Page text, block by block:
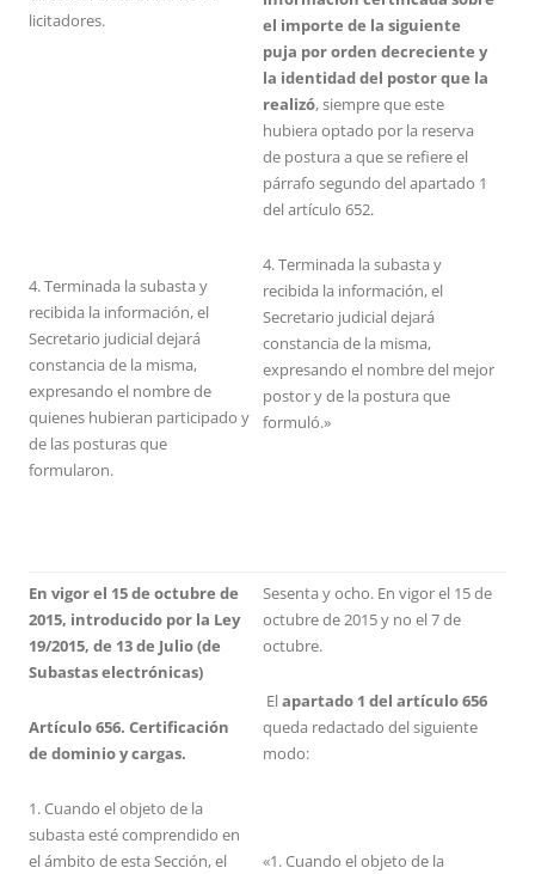
licitadores.
4. Terminada la subasta y
recibida la información, el
Secretario judicial dejará
constancia de la misma,
expresando el nombre de
quienes hubieran participado y
de las posturas que
formularon.
el importe de la siguiente
puja por orden decreciente y
la identidad del postor que la
realizó, siempre que este
hubiera optado por la reserva
de postura a que se refiere el
párrafo segundo del apartado 1
del artículo 652.
4. Terminada la subasta y
recibida la información, el
Secretario judicial dejará
constancia de la misma,
expresando el nombre del mejor
postor y de la postura que
formuló.»
En vigor el 15 de octubre de
2015, introducido por la Ley
19/2015, de 13 de Julio (de
Subastas electrónicas)
Artículo 656. Certificación
de dominio y cargas.
1. Cuando el objeto de la
subasta esté comprendido en
el ámbito de esta Sección, el
Sesenta y ocho. En vigor el 15 de
octubre de 2015 y no el 7 de
octubre.
Elapartado 1 del artículo 656
queda redactado del siguiente
modo:
«1. Cuando el objeto de la